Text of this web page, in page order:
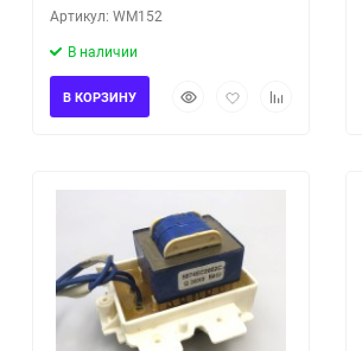
Артикул: WM152
В наличии
БыстрыйДобавитьДобавить
В КОРЗИНУ